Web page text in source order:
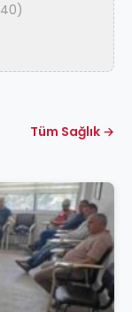
Tüm Sağlık →